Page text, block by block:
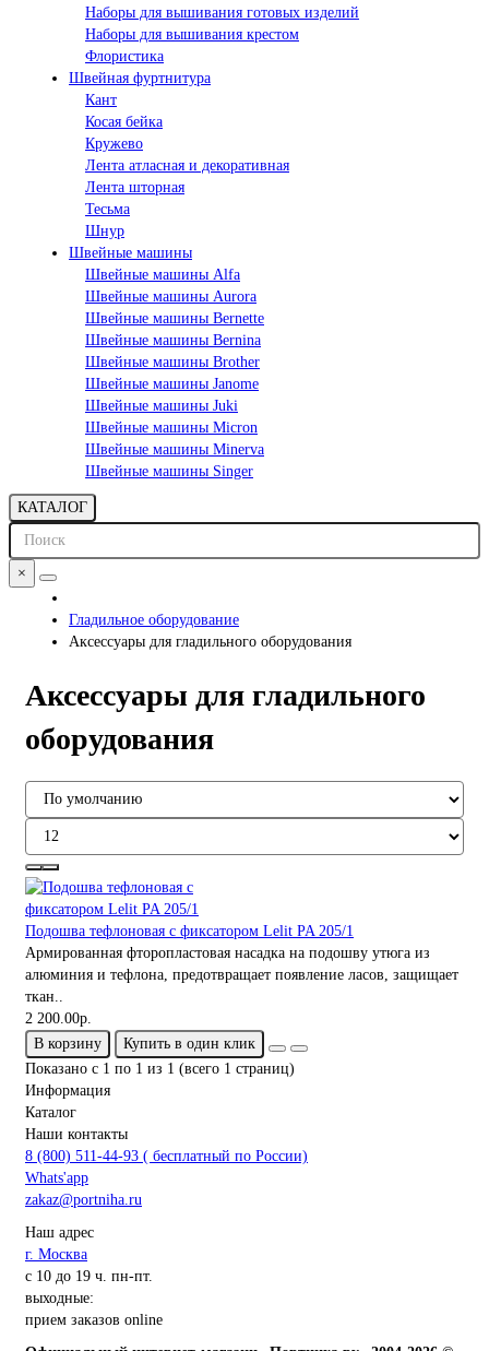
Наборы для вышивания готовых изделий
Наборы для вышивания крестом
Флористика
Швейная фуртнитура
Кант
Косая бейка
Кружево
Лента aтласная и декоративная
Лента шторная
Тесьма
Шнур
Швейные машины
Швейные машины Alfa
Швейные машины Aurora
Швейные машины Bernette
Швейные машины Bernina
Швейные машины Brother
Швейные машины Janome
Швейные машины Juki
Швейные машины Micron
Швейные машины Minerva
Швейные машины Singer
КАТАЛОГ
×
Гладильное оборудование
Аксессуары для гладильного оборудования
Аксессуары для гладильного
оборудования
Подошва тефлоновая с фиксатором Lelit PA 205/1
Армированная фторопластовая насадка на подошву утюга из
алюминия и тефлона, предотвращает появление ласов, защищает
ткан..
2 200.00р.
В корзину
Купить в один клик
Показано с 1 по 1 из 1 (всего 1 страниц)
Информация
Каталог
Наши контакты
8 (800) 511-44-93 ( бесплатный по России)
Whats'app
zakaz@portniha.ru
Наш адрес
г. Москва
с 10 до 19 ч. пн-пт.
выходные:
прием заказов online